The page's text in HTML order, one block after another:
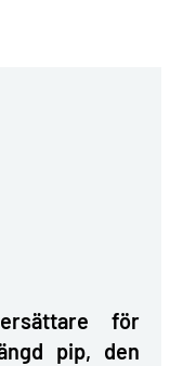
för
pip, den